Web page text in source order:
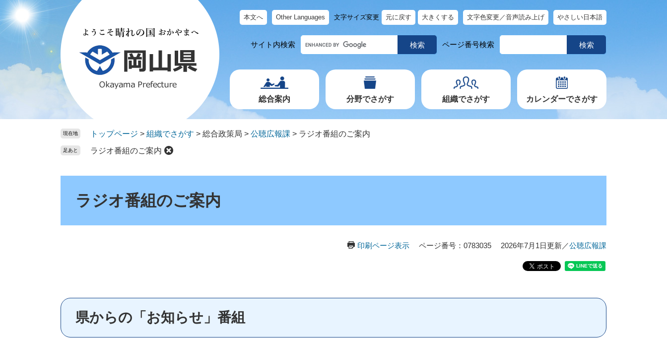
ー
ジ
ニ
ュ
本文へ Other Languages 文字サイズ変更 元に戻す 大きくする 文字色変更／音声読み上げ やさしい日本語
サイト内検索
キ
ー
ワ
ド
ページ番号検索
ペ
ジ
号
総合案内 分野でさがす 組織でさがす カレンダーでさがす
現在地 トップページ > 組織でさがす > 総合政策局 > 公聴広報課 > ラジオ番組のご案内
足あと ラジオ番組のご案内
ラジオ番組のご案内
印刷ページ表示 ページ番号：0783035 2026年7月1日更新／公聴広報課
県からの「お知らせ」番組